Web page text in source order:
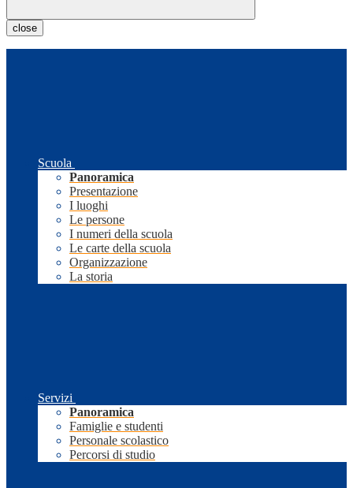
close
Scuola
Panoramica
Presentazione
I luoghi
Le persone
I numeri della scuola
Le carte della scuola
Organizzazione
La storia
Servizi
Panoramica
Famiglie e studenti
Personale scolastico
Percorsi di studio